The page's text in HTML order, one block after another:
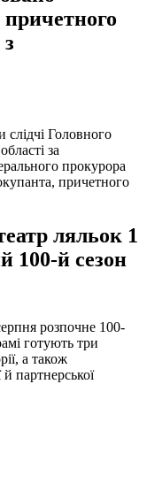
причетного
Головного
за
прокурора
причетного
ляльок 1
100-й сезон
розпочне 100-
готують три
а також
партнерської